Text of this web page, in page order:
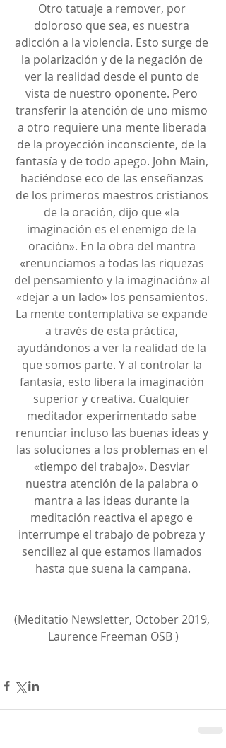
Otro tatuaje a remover, por
doloroso que sea, es nuestra
adicción a la violencia. Esto surge de
la polarización y de la negación de
ver la realidad desde el punto de
vista de nuestro oponente. Pero
transferir la atención de uno mismo
a otro requiere una mente liberada
de la proyección inconsciente, de la
fantasía y de todo apego. John Main,
haciéndose eco de las enseñanzas
de los primeros maestros cristianos
de la oración, dijo que «la
imaginación es el enemigo de la
oración». En la obra del mantra
«renunciamos a todas las riquezas
del pensamiento y la imaginación» al
«dejar a un lado» los pensamientos.
La mente contemplativa se expande
a través de esta práctica,
ayudándonos a ver la realidad de la
que somos parte. Y al controlar la
fantasía, esto libera la imaginación
superior y creativa. Cualquier
meditador experimentado sabe
renunciar incluso las buenas ideas y
las soluciones a los problemas en el
«tiempo del trabajo». Desviar
nuestra atención de la palabra o
mantra a las ideas durante la
meditación reactiva el apego e
interrumpe el trabajo de pobreza y
sencillez al que estamos llamados
hasta que suena la campana.
(Meditatio Newsletter, October 2019,
Laurence Freeman OSB )